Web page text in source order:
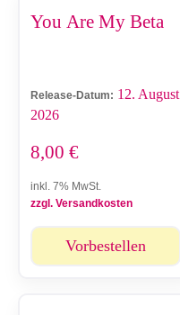
You Are My Beta
Release-Datum: 12. August
2026
8,00 €
inkl. 7% MwSt.
zzgl. Versandkosten
Vorbestellen